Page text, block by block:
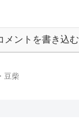
メントを書き込む
豆柴